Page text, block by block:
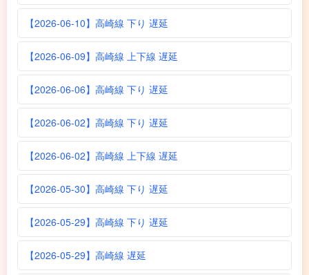
【2026-06-10】高崎線 下り 遅延
【2026-06-09】高崎線 上下線 遅延
【2026-06-06】高崎線 下り 遅延
【2026-06-02】高崎線 下り 遅延
【2026-06-02】高崎線 上下線 遅延
【2026-05-30】高崎線 下り 遅延
【2026-05-29】高崎線 下り 遅延
【2026-05-29】高崎線 遅延